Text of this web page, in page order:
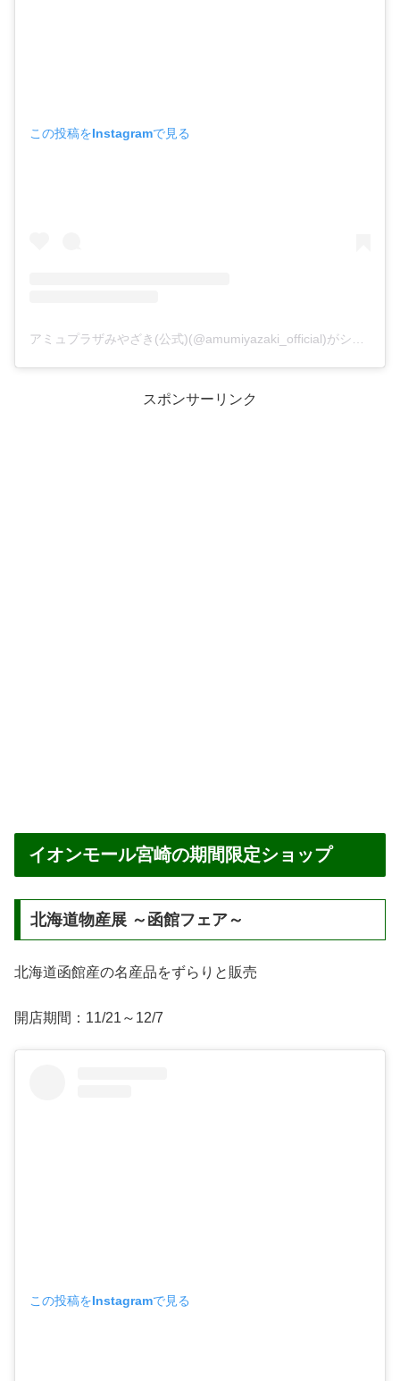
この投稿をInstagramで見る
スポンサーリンク
イオンモール宮崎の期間限定ショップ
北海道物産展 ～函館フェア～
北海道函館産の名産品をずらりと販売
開店期間：11/21～12/7
この投稿をInstagramで見る